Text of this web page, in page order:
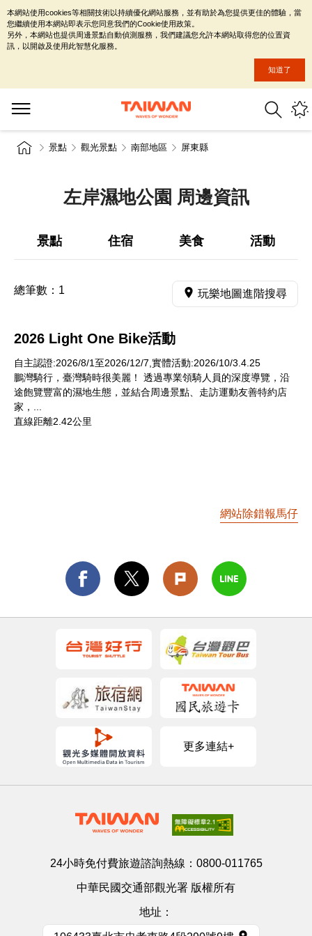
景點 觀光景點 南部地區 屏東縣
左岸濕地公園 周邊資訊
景點 住宿 美食 活動
總筆數： 1 玩樂地圖進階搜尋
2026 Light One Bike活動
自主認證:2026/8/1至2026/12/7,實體活動:2026/10/3.4.25
鵬灣騎行，臺灣騎時很美麗！ 透過專業領騎人員的深度導覽，沿
途飽覽豐富的濕地生態，並結合周邊景點、走訪運動友善特約店
家，...
直線距離2.42公里
網站除錯報馬仔
更多連結+
24小時免付費旅遊諮詢熱線： 0800-011765
中華民國交通部觀光署 版權所有
地址：
本網站使用cookies等相關技術以持續優化網站服務，並有助於為您提供更佳的體驗，當
您繼續使用本網站即表示您同意我們的Cookie使用政策。
另外，本網站也提供周邊景點自動偵測服務，我們建議您允許本網站取得您的位置資
訊，以開啟及使用此智慧化服務。
知道了